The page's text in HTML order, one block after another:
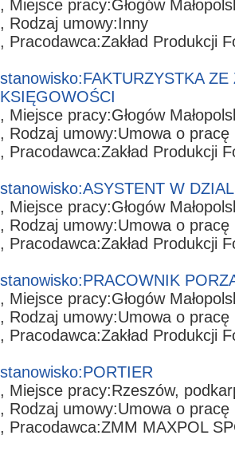
, Miejsce pracy:Głogów
, Rodzaj umowy:Inny
, Pracodawca:Zakład Produkcji
stanowisko:FAKTURZYSTKA
KSIĘGOWOŚCI
, Miejsce pracy:Głogów
, Rodzaj umowy:Umowa o pracę
, Pracodawca:Zakład Produkcji
stanowisko:ASYSTENT W
, Miejsce pracy:Głogów
, Rodzaj umowy:Umowa o pracę
, Pracodawca:Zakład Produkcji
stanowisko:PRACOWNIK
, Miejsce pracy:Głogów
, Rodzaj umowy:Umowa o pracę
, Pracodawca:Zakład Produkcji
stanowisko:PORTIER
, Miejsce pracy:Rzeszów,
, Rodzaj umowy:Umowa o pracę
, Pracodawca:ZMM MAXPOL